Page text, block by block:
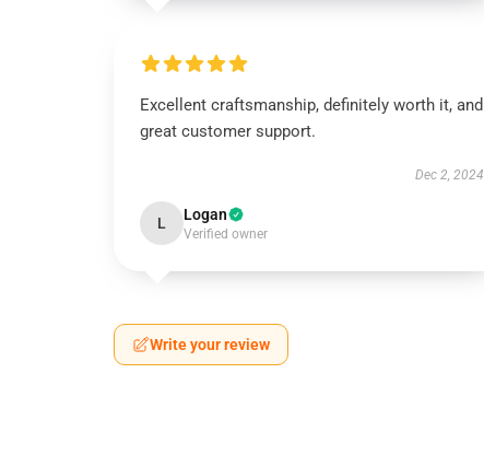
Excellent craftsmanship, definitely worth it, and
great customer support.
Dec 2, 2024
L Logan
Verified owner
Write your review